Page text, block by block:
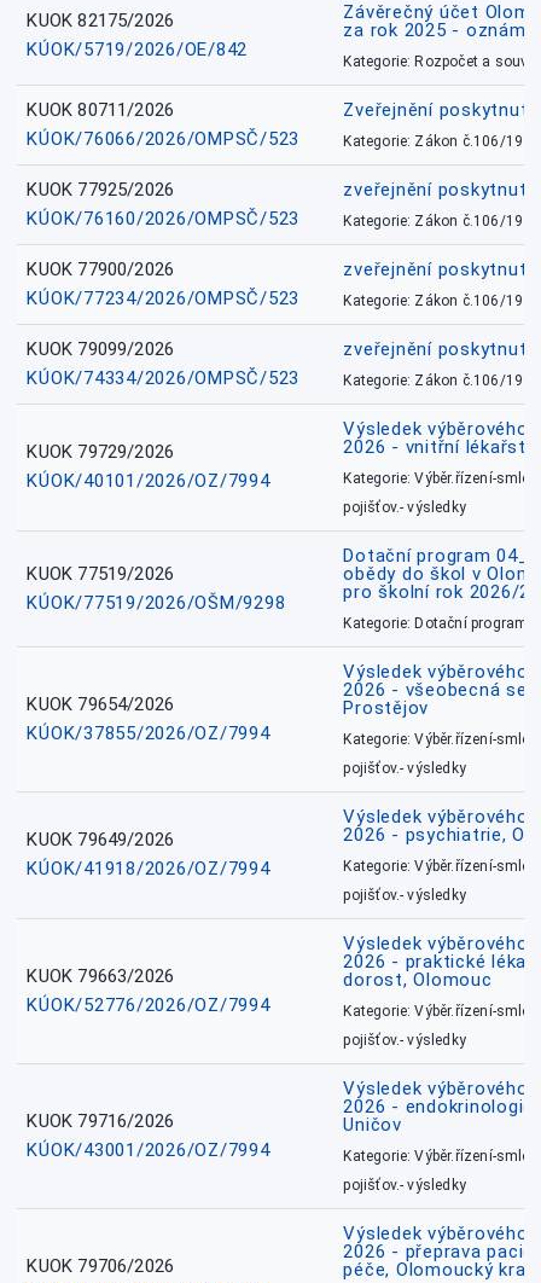
KUOK 82175/2026
KÚOK/5719/2026/OE/842
Závěrečný účet
za rok 2025 -
Kategorie: Rozpočet a
KUOK 80711/2026
KÚOK/76066/2026/OMPSČ/523
Zveřejnění
Kategorie: Zákon č.106/1999
KUOK 77925/2026
KÚOK/76160/2026/OMPSČ/523
zveřejnění
Kategorie: Zákon č.106/1999
KUOK 77900/2026
KÚOK/77234/2026/OMPSČ/523
zveřejnění
Kategorie: Zákon č.106/1999
KUOK 79099/2026
KÚOK/74334/2026/OMPSČ/523
zveřejnění
Kategorie: Zákon č.106/1999
KUOK 79729/2026
KÚOK/40101/2026/OZ/7994
Výsledek výběrového
2026 - vnitřní
Kategorie: Výběr.řízení-
pojišťov.- výsledky
KUOK 77519/2026
KÚOK/77519/2026/OŠM/9298
Dotační program
obědy do škol v
pro školní rok 2026/
Kategorie: Dotační
KUOK 79654/2026
KÚOK/37855/2026/OZ/7994
Výsledek výběrového
2026 - všeobecná
Prostějov
Kategorie: Výběr.řízení-
pojišťov.- výsledky
KUOK 79649/2026
KÚOK/41918/2026/OZ/7994
Výsledek výběrového
2026 - psychiatrie,
Kategorie: Výběr.řízení-
pojišťov.- výsledky
KUOK 79663/2026
KÚOK/52776/2026/OZ/7994
Výsledek výběrového
2026 - praktické
dorost, Olomouc
Kategorie: Výběr.řízení-
pojišťov.- výsledky
KUOK 79716/2026
KÚOK/43001/2026/OZ/7994
Výsledek výběrového
2026 - endokrinologie
Uničov
Kategorie: Výběr.řízení-
pojišťov.- výsledky
KUOK 79706/2026
Výsledek výběrového
2026 - přeprava
péče, Olomoucký kraj